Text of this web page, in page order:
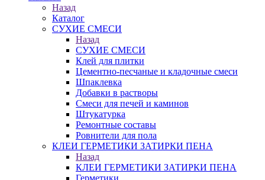
Назад
Каталог
СУХИЕ СМЕСИ
Назад
СУХИЕ СМЕСИ
Клей для плитки
Цементно-песчаные и кладочные смеси
Шпаклевка
Добавки в растворы
Смеси для печей и каминов
Штукатурка
Ремонтные составы
Ровнители для пола
КЛЕИ ГЕРМЕТИКИ ЗАТИРКИ ПЕНА
Назад
КЛЕИ ГЕРМЕТИКИ ЗАТИРКИ ПЕНА
Герметики